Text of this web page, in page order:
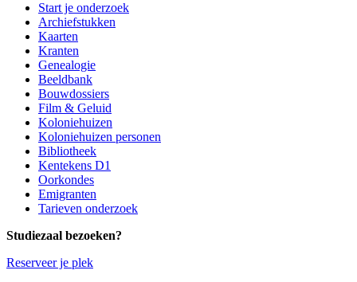
Start je onderzoek
Archiefstukken
Kaarten
Kranten
Genealogie
Beeldbank
Bouwdossiers
Film & Geluid
Koloniehuizen
Koloniehuizen personen
Bibliotheek
Kentekens D1
Oorkondes
Emigranten
Tarieven onderzoek
Studiezaal bezoeken?
Reserveer je plek